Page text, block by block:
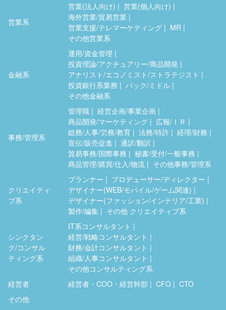
営業系
営業(法人向け)
営業(個人向け)
海外営業/貿易営業
営業支援/テレマーケティング
MR
その他営業系
金融系
運用/資金管理
投資理論/アクチュアリー/商品開発
アナリスト/エコノミスト/ストラテジスト
投資銀行系業務
バック/ミドル
その他金融系
事務/管理系
管理職
経営企画/事業企画
商品開発/マーケティング
広報/ＩＲ
総務/人事/労務/教育
法務/特許
経理/財務
宣伝/販売促進
通訳/翻訳
貿易事務/国際事務
秘書/受付/一般事務
商品管理/購買/仕入/物流
その他事務/管理系
クリエイティ
ブ系
プランナー
プロデューサー/ディレクター
デザイナー(WEB/モバイル/ゲーム関連)
デザイナー(ファッション/インテリア/工業)
製作/編集
その他 クリエイティブ系
シンクタン
ク/コンサル
ティング系
IT系コンサルタント
経営/戦略コンサルタント
財務/会計コンサルタント
組織/人事コンサルタント
その他コンサルティング系
経営者
経営者・COO・経営幹部 CFO
CTO
その他